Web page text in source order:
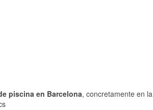
piscina en Barcelona, concretamente en la